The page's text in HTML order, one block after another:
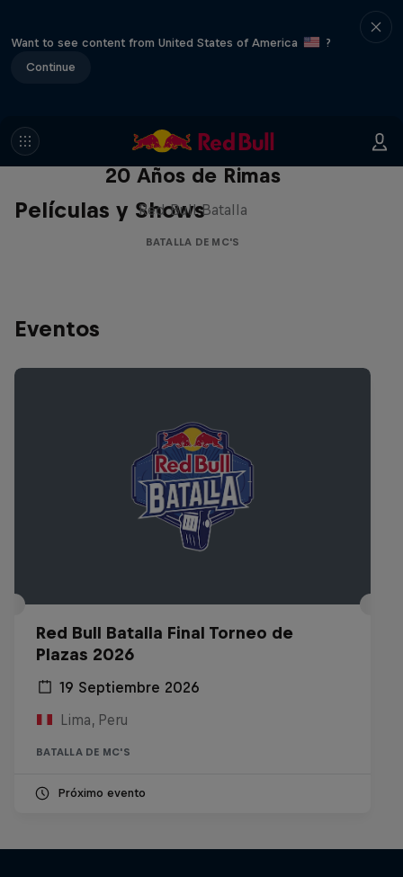
Want to see content from United States of America
?
Continue
Películas y Shows
Red Bull Batalla Nueva Historia:
20 Años de Rimas
Red Bull Batalla
BATALLA DE MC'S
Eventos
Red Bull Batalla Final Torneo de
Plazas 2026
19 Septiembre 2026
Lima, Peru
BATALLA DE MC'S
Próximo evento